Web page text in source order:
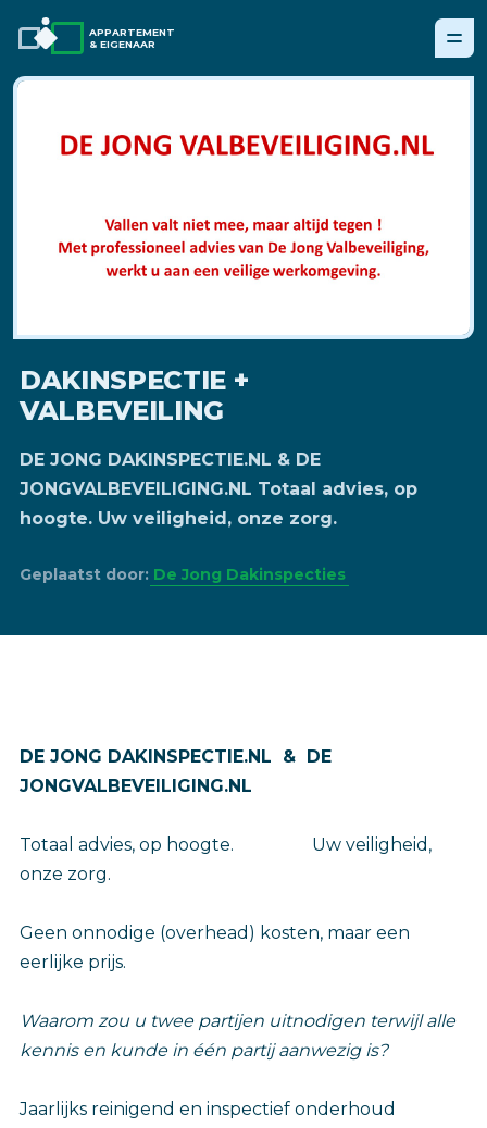
APPARTEMENT
& EIGENAAR
DAKINSPECTIE +
VALBEVEILING
DE JONG DAKINSPECTIE.NL & DE
JONGVALBEVEILIGING.NL Totaal advies, op
hoogte. Uw veiligheid, onze zorg.
Geplaatst door: De Jong Dakinspecties
DE JONG DAKINSPECTIE.NL & DE
JONGVALBEVEILIGING.NL
Totaal advies, op hoogte. Uw veiligheid,
onze zorg.
Geen onnodige (overhead) kosten, maar een
eerlijke prijs.
Waarom zou u twee partijen uitnodigen terwijl alle
kennis en kunde in één partij aanwezig is?
Jaarlijks reinigend en inspectief onderhoud